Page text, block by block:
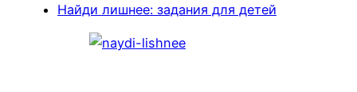
Найди лишнее: задания для детей